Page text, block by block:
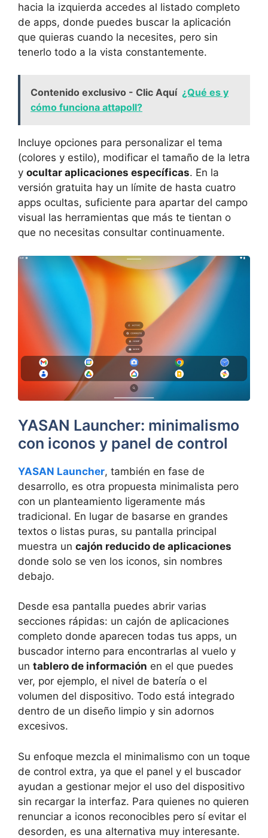
hacia la izquierda accedes al listado completo
de apps, donde puedes buscar la aplicación
que quieras cuando la necesites, pero sin
tenerlo todo a la vista constantemente.
Contenido exclusivo - Clic Aquí ¿Qué es y
cómo funciona attapoll?
Incluye opciones para personalizar el tema
(colores y estilo), modificar el tamaño de la letra
y ocultar aplicaciones específicas. En la
versión gratuita hay un límite de hasta cuatro
apps ocultas, suficiente para apartar del campo
visual las herramientas que más te tientan o
que no necesitas consultar continuamente.
YASAN Launcher: minimalismo
con iconos y panel de control
YASAN Launcher, también en fase de
desarrollo, es otra propuesta minimalista pero
con un planteamiento ligeramente más
tradicional. En lugar de basarse en grandes
textos o listas puras, su pantalla principal
muestra un cajón reducido de aplicaciones
donde solo se ven los iconos, sin nombres
debajo.
Desde esa pantalla puedes abrir varias
secciones rápidas: un cajón de aplicaciones
completo donde aparecen todas tus apps, un
buscador interno para encontrarlas al vuelo y
un tablero de información en el que puedes
ver, por ejemplo, el nivel de batería o el
volumen del dispositivo. Todo está integrado
dentro de un diseño limpio y sin adornos
excesivos.
Su enfoque mezcla el minimalismo con un toque
de control extra, ya que el panel y el buscador
ayudan a gestionar mejor el uso del dispositivo
sin recargar la interfaz. Para quienes no quieren
renunciar a iconos reconocibles pero sí evitar el
desorden, es una alternativa muy interesante.